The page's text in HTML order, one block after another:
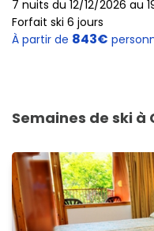
7 nuits du 12/12/2026 au
Forfait ski 6 jours
À partir de 843€
Semaines de ski à